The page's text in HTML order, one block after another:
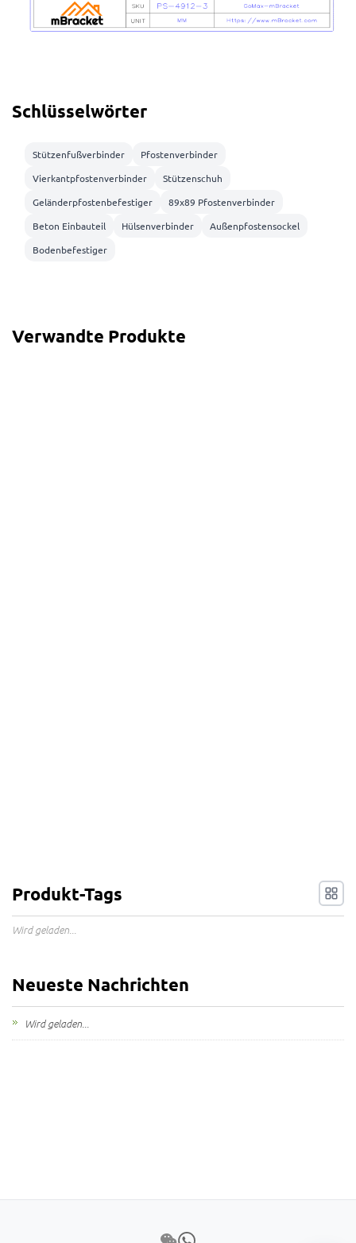
Schlüsselwörter
Stützenfußverbinder
Pfostenverbinder
Vierkantpfostenverbinder
Stützenschuh
Geländerpfostenbefestiger
89x89 Pfostenverbinder
Beton Einbauteil
Hülsenverbinder
Außenpfostensockel
Bodenbefestiger
Verwandte Produkte
Produkt-Tags
Wird geladen...
Neueste Nachrichten
Wird geladen...